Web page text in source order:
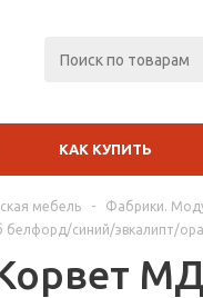
КАК КУПИТЬ
мебель - Фабрики.
белфорд/синий/эвкалипт/